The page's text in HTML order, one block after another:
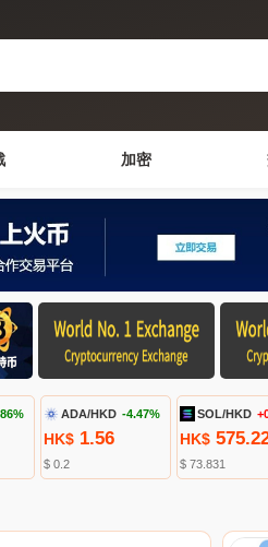
加密
ADA/HKD -4.47%
HK$1.56
$ 0.2
SOL/HKD
HK$
$ 73.831